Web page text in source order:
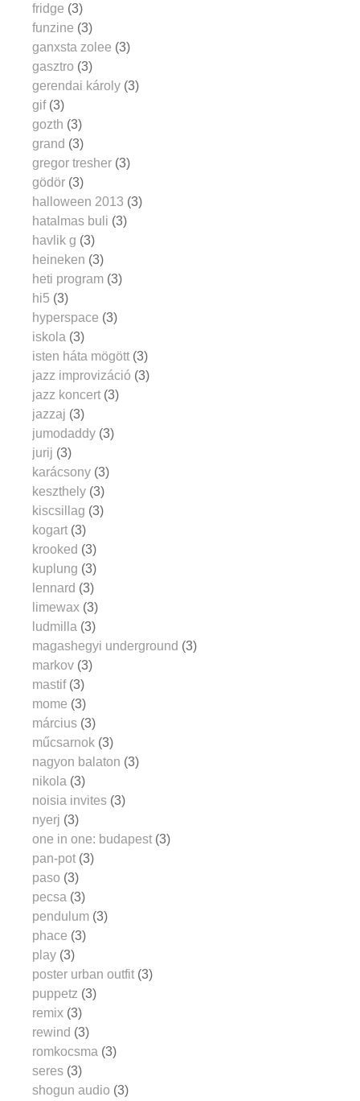
fridge (3)
funzine (3)
ganxsta zolee (3)
gasztro (3)
gerendai károly (3)
gif (3)
gozth (3)
grand (3)
gregor tresher (3)
gödör (3)
halloween 2013 (3)
hatalmas buli (3)
havlik g (3)
heineken (3)
heti program (3)
hi5 (3)
hyperspace (3)
iskola (3)
isten háta mögött (3)
jazz improvizáció (3)
jazz koncert (3)
jazzaj (3)
jumodaddy (3)
jurij (3)
karácsony (3)
keszthely (3)
kiscsillag (3)
kogart (3)
krooked (3)
kuplung (3)
lennard (3)
limewax (3)
ludmilla (3)
magashegyi underground (3)
markov (3)
mastif (3)
mome (3)
március (3)
műcsarnok (3)
nagyon balaton (3)
nikola (3)
noisia invites (3)
nyerj (3)
one in one: budapest (3)
pan-pot (3)
paso (3)
pecsa (3)
pendulum (3)
phace (3)
play (3)
poster urban outfit (3)
puppetz (3)
remix (3)
rewind (3)
romkocsma (3)
seres (3)
shogun audio (3)